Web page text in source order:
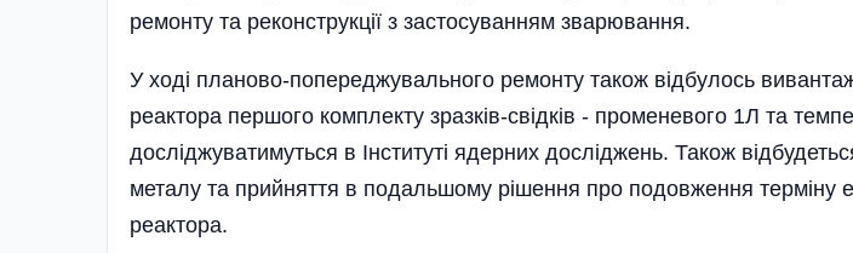
ремонту та реконструкції з застосуванням зварювання.
У ході планово-попереджувального ремонту також відбулось
реактора першого комплекту зразків-свідків - променевого 1Л та
досліджуватимуться в Інституті ядерних досліджень. Також
металу та прийняття в подальшому рішення про подовження терміну
реактора­.